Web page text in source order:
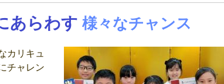
あらわす 様々なチャンス
カリキュ
チャレン